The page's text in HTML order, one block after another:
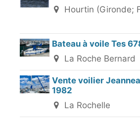
Hourtin (Gironde;
Bateau à voile Tes
La Roche Bernard
Vente voilier
1982
La Rochelle